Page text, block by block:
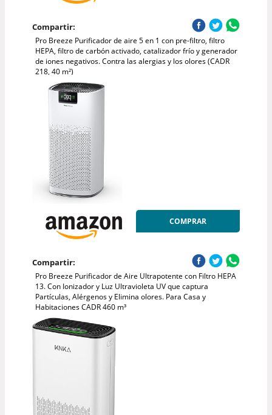
Compartir:
Pro Breeze Purificador de aire 5 en 1 con pre-filtro, filtro
HEPA, filtro de carbón activado, catalizador frío y generador
de iones negativos. Contra las alergias y los olores (CADR
218, 40 m²)
COMPRAR
Compartir:
Pro Breeze Purificador de Aire Ultrapotente con Filtro HEPA
13. Con Ionizador y Luz Ultravioleta UV que captura
Partículas, Alérgenos y Elimina olores. Para Casa y
Habitaciones CADR 460 m³